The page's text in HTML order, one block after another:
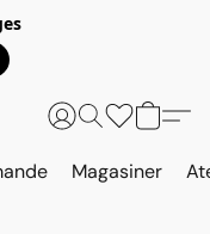
Magasiner